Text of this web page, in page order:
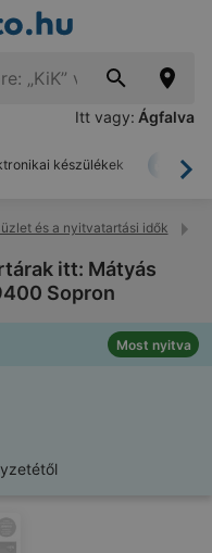
Itt vagy: Ágfalva
készülékek
és a nyitvatartási idők
itt: Mátyás
Sopron
Most nyitva